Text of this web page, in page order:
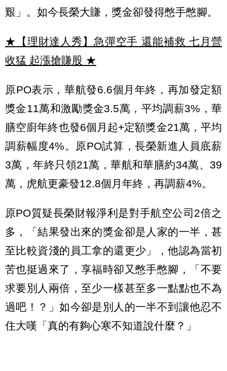
艱」。如今長榮大賺，獎金卻發得憋手憋腳。
★【理財達人秀】急彈空手 還能補救 七月營
收猛 起漲搶賺股 ★
原PO表示，華航發6.6個月年終，再加發定額
獎金11萬和激勵獎金3.5萬，平均調薪3%，華
膳空廚年終也發6個月起+定額獎金21萬，平均
調薪幅度4%。原PO試算，長榮新進人員底薪
3萬，年終只領21萬，華航和華膳約34萬、39
萬，虎航更豪發12.8個月年終，再調薪4%。
原PO質疑長榮財報淨利是對手航空公司2倍之
多，「結果發出來的獎金卻是人家的一半，甚
至比較資淺的員工拿的還更少」，他認為當初
苦也挺過來了，享福時卻又憋手憋腳，「不要
求要別人兩倍，至少一樣甚至多一點點也不為
過吧！？」如今卻是別人的一半不到讓他忍不
住大嘆「真的有夠心寒不知道說什麼？」